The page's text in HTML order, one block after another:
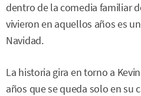
dentro de la comedia familiar
vivieron en aquellos años es
Navidad.
La historia gira en torno a
años que se queda solo en su